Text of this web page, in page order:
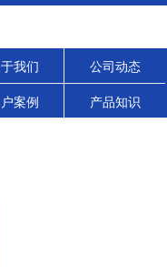
我们 公司动态
案例 产品知识